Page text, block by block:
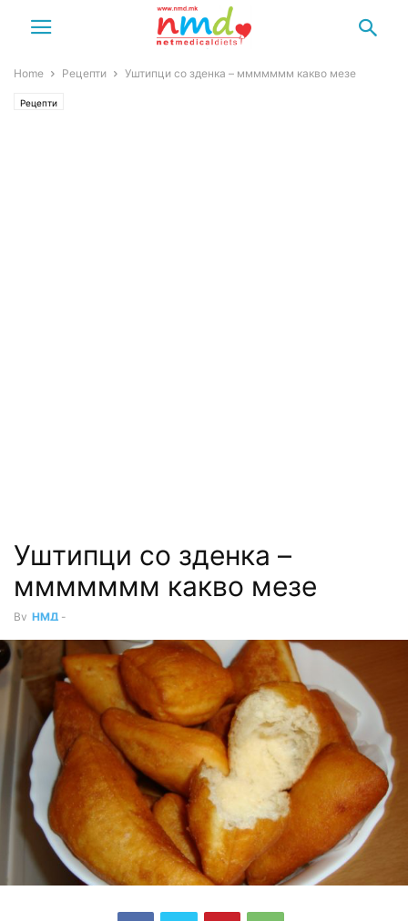
Home Рецепти Уштипци со зденка – ммммммм какво мезе
Рецепти
Уштипци со зденка –
ммммммм какво мезе
By НМД -